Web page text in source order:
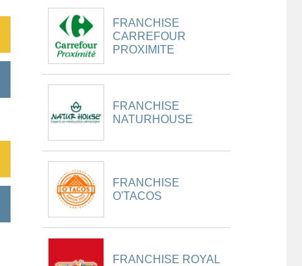
FRANCHISE
CARREFOUR
PROXIMITE
FRANCHISE
NATURHOUSE
FRANCHISE
O'TACOS
FRANCHISE ROYAL